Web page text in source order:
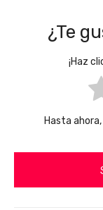
¿Te
¡Haz
Hasta